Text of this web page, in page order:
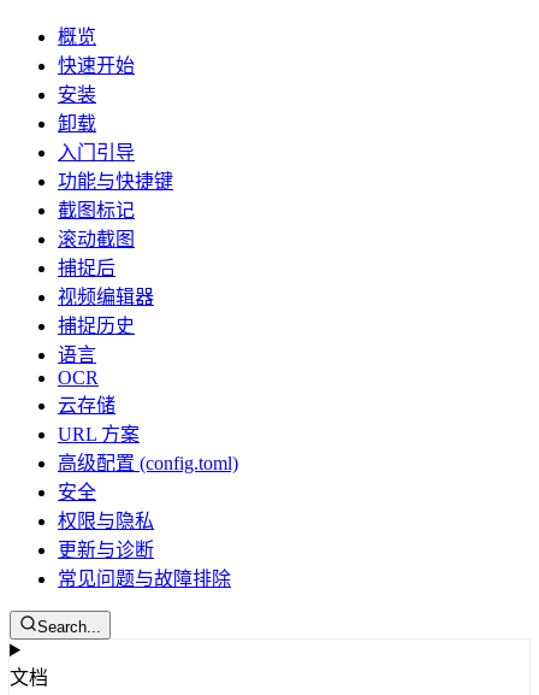
概览
快速开始
安装
卸载
入门引导
功能与快捷键
截图标记
滚动截图
捕捉后
视频编辑器
捕捉历史
语言
OCR
云存储
URL 方案
高级配置 (config.toml)
安全
权限与隐私
更新与诊断
常见问题与故障排除
Search...
文档